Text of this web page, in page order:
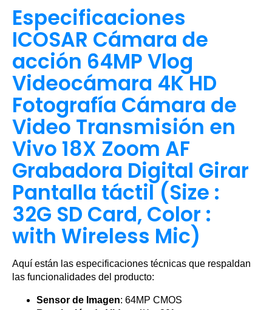
Especificaciones
ICOSAR Cámara de
acción 64MP Vlog
Videocámara 4K HD
Fotografía Cámara de
Video Transmisión en
Vivo 18X Zoom AF
Grabadora Digital Girar
Pantalla táctil (Size :
32G SD Card, Color :
with Wireless Mic)
Aquí están las especificaciones técnicas que respaldan
las funcionalidades del producto:
Sensor de Imagen: 64MP CMOS